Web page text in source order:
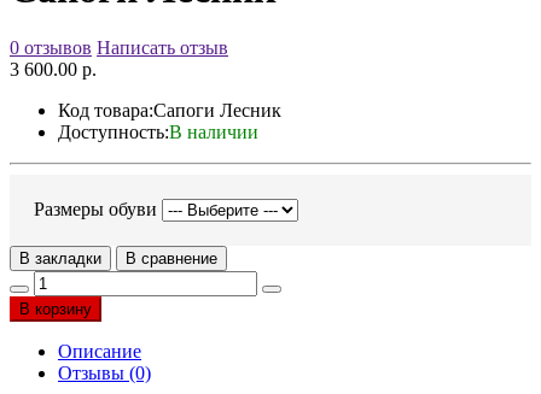
0 отзывов Написать отзыв
3 600.00 р.
Код товара:Сапоги Лесник
Доступность:В наличии
Размеры обуви
В закладки В сравнение
В корзину
Описание
Отзывы (0)